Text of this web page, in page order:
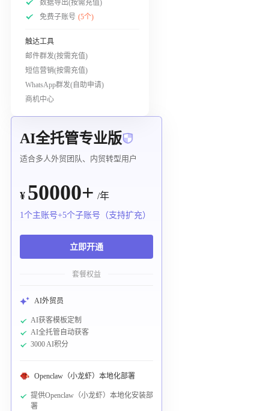
数据导出(按需充值)
免费子账号 (5个)
触达工具
邮件群发(按需充值)
短信营销(按需充值)
WhatsApp群发(自助申请)
商机中心
AI全托管专业版
适合多人外贸团队、内贸转型用户
¥ 50000+ /年
1个主账号+5个子账号（支持扩充）
立即开通
套餐权益
AI外贸员
AI获客模板定制
AI全托管自动获客
3000 AI积分
Openclaw（小龙虾）本地化部署
提供Openclaw（小龙虾）本地化安装部
署